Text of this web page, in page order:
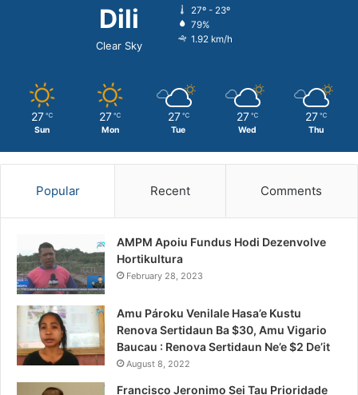
Dili
Clear Sky
27º - 23º
79%
1.92 km/h
27 ℃
Sun
27 ℃
Mon
27 ℃
Tue
27 ℃
Wed
27 ℃
Thu
Popular Recent Comments
AMPM Apoiu Fundus Hodi Dezenvolve
Hortikultura
February 28, 2023
Amu Pároku Venilale Hasa’e Kustu
Renova Sertidaun Ba $30, Amu Vigario
Baucau : Renova Sertidaun Ne’e $2 De’it
August 8, 2022
Francisco Jeronimo Sei Tau Prioridade